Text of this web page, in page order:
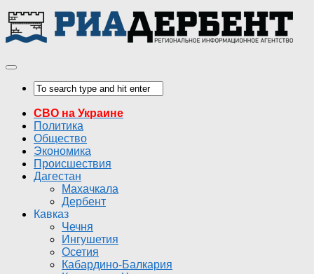
СВО на Украине
Политика
Общество
Экономика
Происшествия
Дагестан
Махачкала
Дербент
Кавказ
Чечня
Ингушетия
Осетия
Кабардино-Балкария